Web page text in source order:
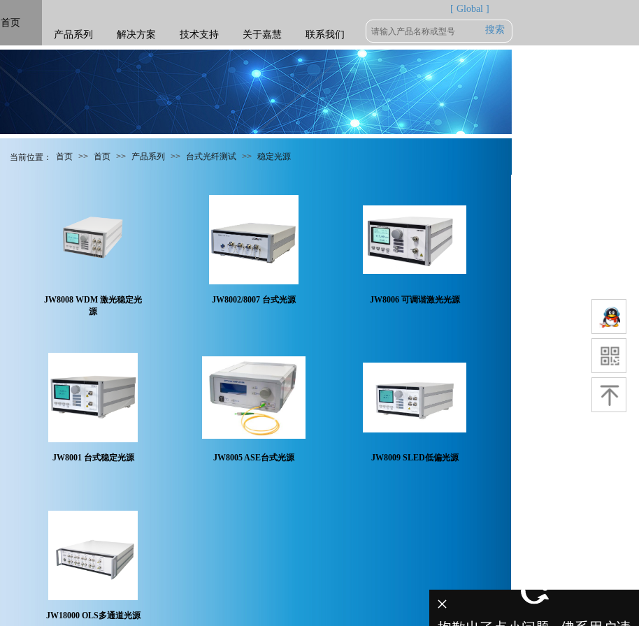
×
搜索
首页
产品系列
解决方案 技术支持 关于嘉慧 联系我们
[ Global ]
当前位置： 首页 >> 首页 >> 产品系列 >> 台式光纤测试 >> 稳定光源
JW8008 WDM 激光稳定光
源
JW8002/8007 台式光源 JW8006 可调谐激光光源
JW8001 台式稳定光源 JW8005 ASE台式光源 JW8009 SLED低偏光源
JW18000 OLS多通道光源